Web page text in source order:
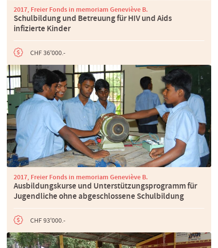
2017, Freier Fonds in memoriam Geneviève B.
Schulbildung und Betreuung für HIV und Aids
infizierte Kinder
CHF 36'000.-
2017, Freier Fonds in memoriam Geneviève B.
Ausbildungskurse und Unterstützungsprogramm für
Jugendliche ohne abgeschlossene Schulbildung
CHF 93'000.-